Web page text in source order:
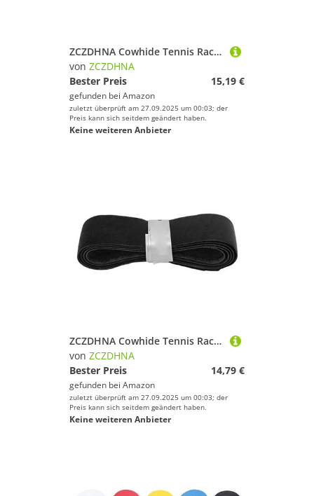
ZCZDHNA Cowhide Tennis Racquet Replacement Grips | Overgrip for Enhanced Hitting Feel | Handle Tape for Badminton/Squash/Fishing | 100cm with Adhesive (Light Brown)
von ZCZDHNA
Bester Preis
15,19 €
gefunden bei Amazon
zuletzt überprüft am 27.09.2025 um 00:03; der
Preis kann sich seitdem geändert haben.
Keine weiteren Anbieter
ZCZDHNA Cowhide Tennis Racquet Replacement Grips | Overgrip for Enhanced Hitting Feel | Handle Tape for Badminton/Squash/Fishing | 100cm with Adhesive (Black)
von ZCZDHNA
Bester Preis
14,79 €
gefunden bei Amazon
zuletzt überprüft am 27.09.2025 um 00:03; der
Preis kann sich seitdem geändert haben.
Keine weiteren Anbieter